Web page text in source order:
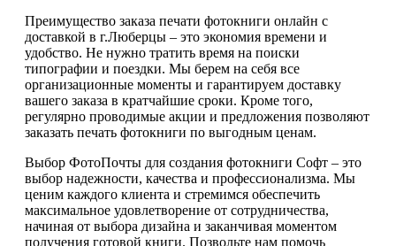
Преимущество заказа печати фотокниги онлайн с
доставкой в г.Люберцы – это экономия времени и
удобство. Не нужно тратить время на поиски
типографии и поездки. Мы берем на себя все
организационные моменты и гарантируем доставку
вашего заказа в кратчайшие сроки. Кроме того,
регулярно проводимые акции и предложения позволяют
заказать печать фотокниги по выгодным ценам.
Выбор ФотоПочты для создания фотокниги Софт – это
выбор надежности, качества и профессионализма. Мы
ценим каждого клиента и стремимся обеспечить
максимальное удовлетворение от сотрудничества,
начиная от выбора дизайна и заканчивая моментом
получения готовой книги. Позвольте нам помочь